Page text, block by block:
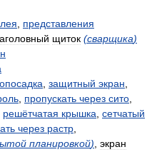
представления
щиток (сварщика)
защитный экран
пропускать через сито
решётчатая крышка сетчатый
через растр
планировкой) экран